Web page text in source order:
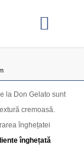
la Don Gelato sunt
cremoasă.
înghețatei
înghețată